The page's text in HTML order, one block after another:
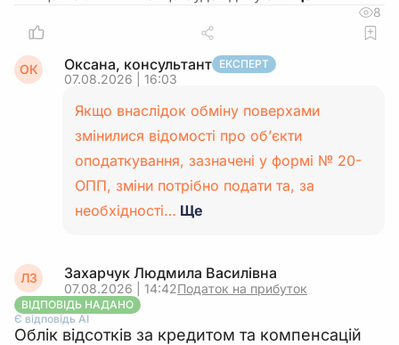
8
ОК Оксана, консультант ЕКСПЕРТ
07.08.2026 | 16:03
Якщо внаслідок обміну поверхами
змінилися відомості про об’єкти
оподаткування, зазначені у формі № 20-
ОПП, зміни потрібно подати та, за
необхідності… Ще
ЛЗ Захарчук Людмила Василівна
07.08.2026 | 14:42Податок на прибуток
ВІДПОВІДЬ НАДАНО
Є відповідь АІ
Облік відсотків за кредитом та компенсацій